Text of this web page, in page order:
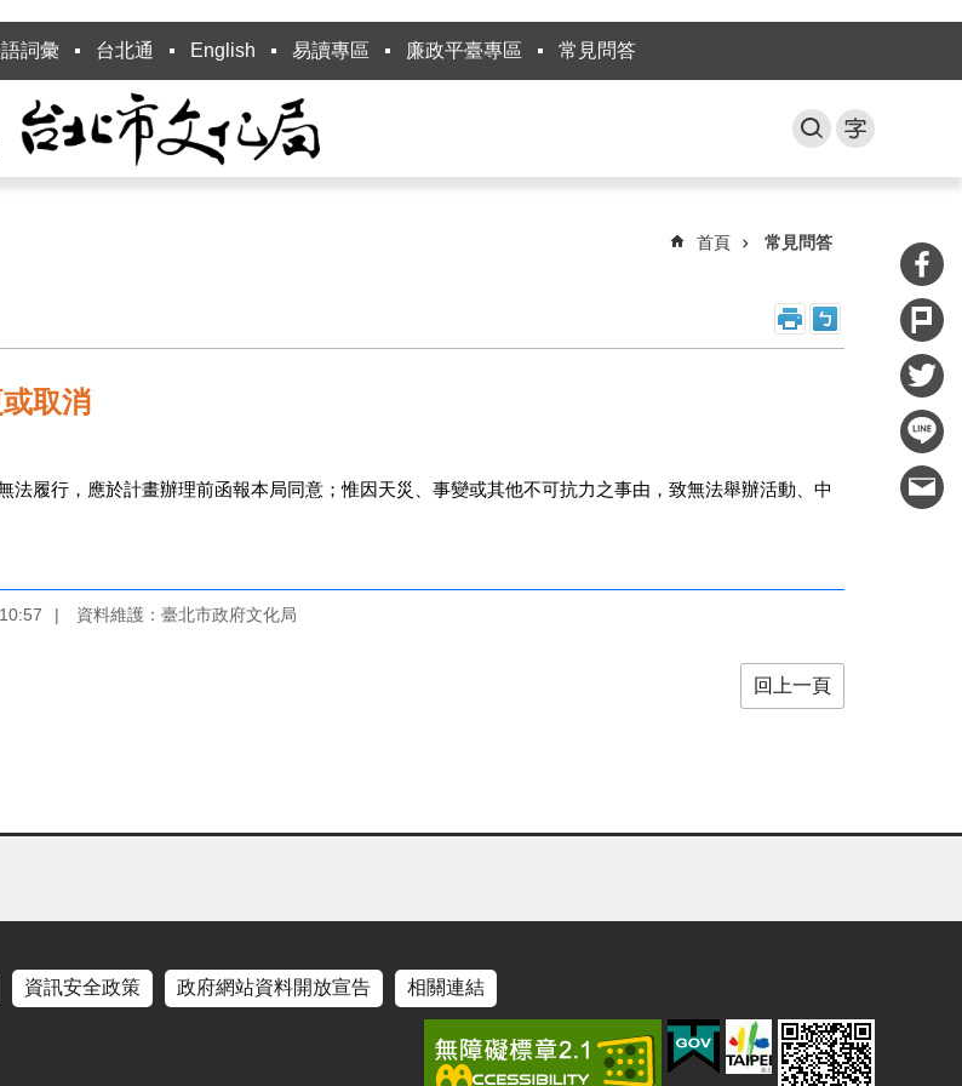
詞彙 台北通 English 易讀專區 廉政平臺專區 常見問答
首頁 常見問答
取消
履行，應於計畫辦理前函報本局同意；惟因天災、事變或其他不可抗力之事由，致無法舉辦活動、中
資料維護：臺北市政府文化局
回上一頁
資訊安全政策 政府網站資料開放宣告 相關連結